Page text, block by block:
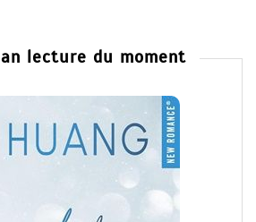
lecture du moment